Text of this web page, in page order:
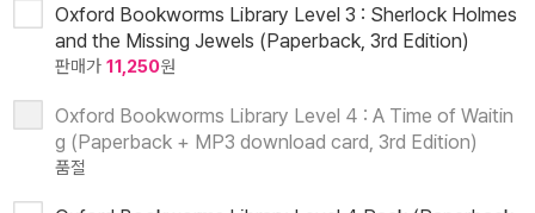
Oxford Bookworms Library Level 3 : Sherlock Holmes
and the Missing Jewels (Paperback, 3rd Edition)
판매가 11,250원
Oxford Bookworms Library Level 4 : A Time of Waitin
g (Paperback + MP3 download card, 3rd Edition)
품절